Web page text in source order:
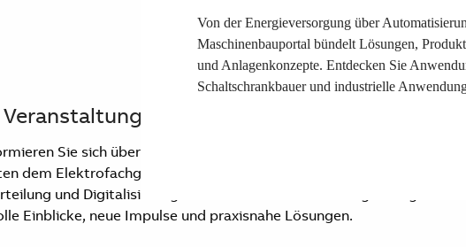
Von der Energieversorgung über
Maschinenbauportal bündelt Lösungen,
und Anlagenkonzepte. Entdecken Sie
Schaltschrankbauer und industrielle
Sie sich über aktuelle Trends, Technologien und Lösungen
dem Elektrofachgroßhandel eine ideale Plattform, um neue
und Digitalisierung kennenzulernen. Gleichzeitig ermöglichen
Einblicke, neue Impulse und praxisnahe Lösungen.